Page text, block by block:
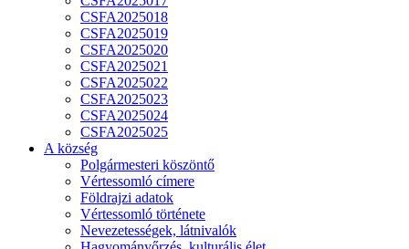
CSFA2025018
CSFA2025019
CSFA2025020
CSFA2025021
CSFA2025022
CSFA2025023
CSFA2025024
CSFA2025025
A község
Polgármesteri köszöntő
Vértessomló címere
Földrajzi adatok
Vértessomló története
Nevezetességek, látnivalók